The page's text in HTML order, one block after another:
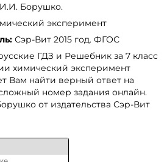
И.И. Борушко.
эксперимент
Сэр-Вит 2015 год. ФГОС
ГДЗ и Решебник за 7 класс
химический эксперимент
Вам найти верный ответ на
номер задания онлайн.
от издательства Сэр-Вит